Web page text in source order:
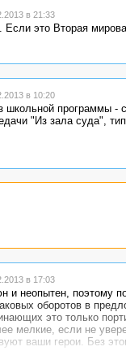
в 21:33
это Вторая
в 10:20
школьной программы
"Из зала суда",
в 17:03
и неопытен, поэтому
оборотов в
это только
мелкие, если не
ваши герои. Без